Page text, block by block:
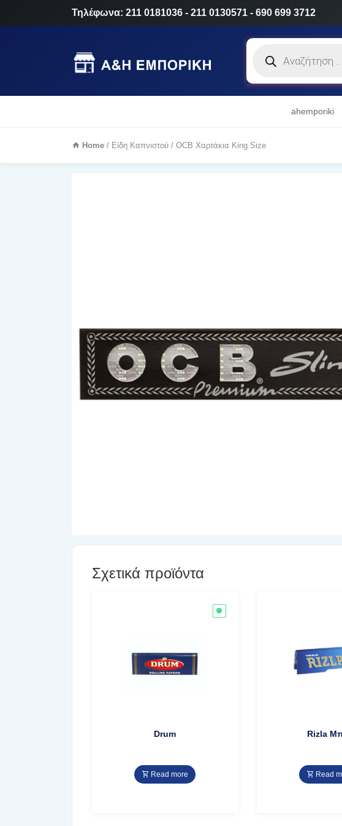
Τηλέφωνα: 211 0181036 - 211 0130571 - 690 699 3712
search
ahemporiki
Home / Είδη Καπνιστού / OCB Χαρτάκια King Size
Σχετικά προϊόντα
Drum
Read more
Rizla
Read